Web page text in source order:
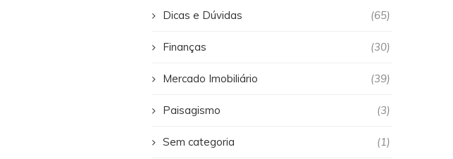
Dicas e Dúvidas (65)
Finanças (30)
Mercado Imobiliário (39)
Paisagismo (3)
Sem categoria (1)